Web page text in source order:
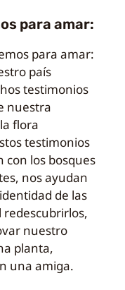
para amar:
para amar:
país
testimonios
nuestra
flora
testimonios
con los bosques
nos ayudan
de las
redescubrirlos,
nuestro
planta,
una amiga.